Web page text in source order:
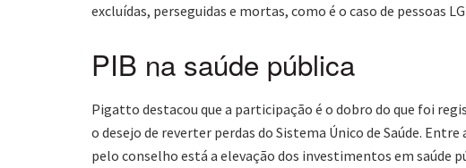
excluídas, perseguidas e mortas, como é o caso de pessoas
PIB na saúde pública
Pigatto destacou que a participação é o dobro do que foi
o desejo de reverter perdas do Sistema Único de Saúde.
pelo conselho está a elevação dos investimentos em saúde